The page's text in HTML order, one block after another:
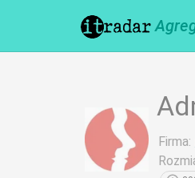
Firma: